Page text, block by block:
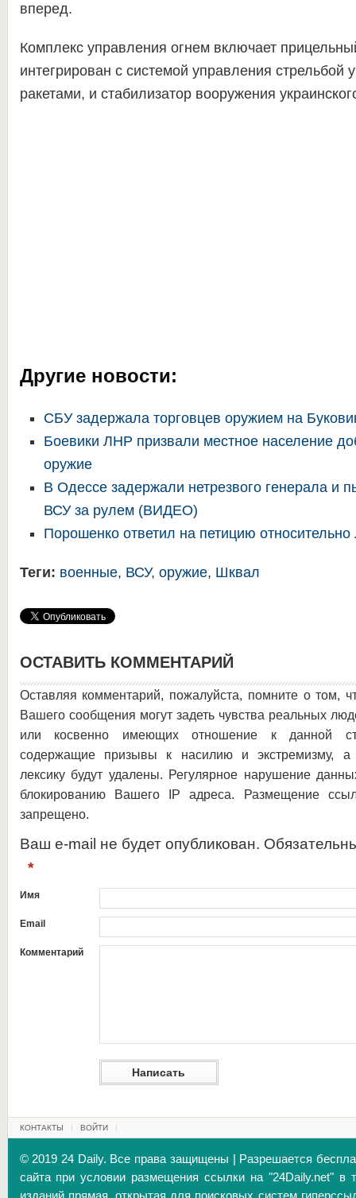
вперед.
Комплекс управления огнем включает
интегрирован с системой управления стрельбой
ракетами, и стабилизатор вооружения
Другие новости:
СБУ задержала торговцев оружием на
Боевики ЛНР призвали местное население
оружие
В Одессе задержали нетрезвого генерала и
ВСУ за рулем (ВИДЕО)
Порошенко ответил на петицию
Теги: военные, ВСУ, оружие, Шквал
ОСТАВИТЬ КОММЕНТАРИЙ
Оставляя комментарий, пожалуйста, помните о том,
Вашего сообщения могут задеть чувства реальных
или косвенно имеющих отношение к данной
содержащие призывы к насилию и экстремизму, а
лексику будут удалены. Регулярное нарушение
блокированию Вашего IP адреса. Размещение
запрещено.
Ваш e-mail не будет опубликован.
*
Имя
Email
Комментарий
КОНТАКТЫ ВОЙТИ
© 2019 24 Daily. Все права защищены | Разрешается
сайта при условии размещения ссылки на "24Daily.net" в